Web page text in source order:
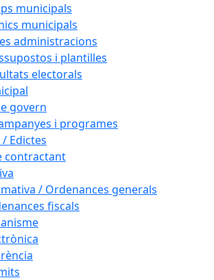
municipals
municipals
administracions
i plantilles
electorals
govern
i programes
Edictes
contractant
/ Ordenances generals
fiscals